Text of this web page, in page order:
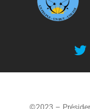
©2023 –